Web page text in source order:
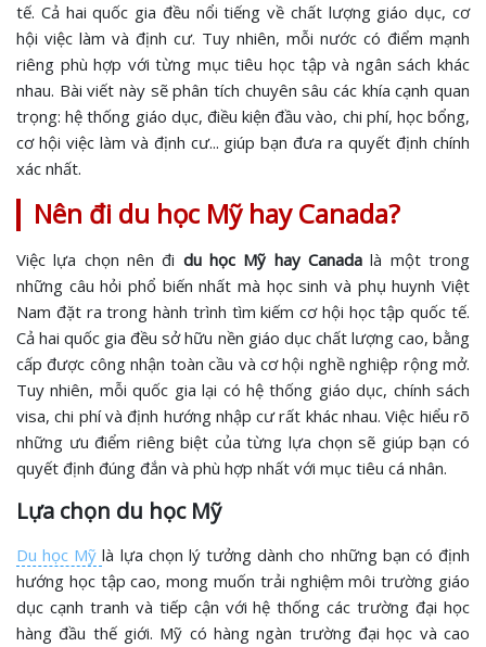
tế. Cả hai quốc gia đều nổi tiếng về chất lượng giáo dục, cơ
hội việc làm và định cư. Tuy nhiên, mỗi nước có điểm mạnh
riêng phù hợp với từng mục tiêu học tập và ngân sách khác
nhau. Bài viết này sẽ phân tích chuyên sâu các khía cạnh quan
trọng: hệ thống giáo dục, điều kiện đầu vào, chi phí, học bổng,
cơ hội việc làm và định cư... giúp bạn đưa ra quyết định chính
xác nhất.
Nên đi du học Mỹ hay Canada?
Việc lựa chọn nên đi du học Mỹ hay Canada là một trong
những câu hỏi phổ biến nhất mà học sinh và phụ huynh Việt
Nam đặt ra trong hành trình tìm kiếm cơ hội học tập quốc tế.
Cả hai quốc gia đều sở hữu nền giáo dục chất lượng cao, bằng
cấp được công nhận toàn cầu và cơ hội nghề nghiệp rộng mở.
Tuy nhiên, mỗi quốc gia lại có hệ thống giáo dục, chính sách
visa, chi phí và định hướng nhập cư rất khác nhau. Việc hiểu rõ
những ưu điểm riêng biệt của từng lựa chọn sẽ giúp bạn có
quyết định đúng đắn và phù hợp nhất với mục tiêu cá nhân.
Lựa chọn du học Mỹ
Du học Mỹlà lựa chọn lý tưởng dành cho những bạn có định
hướng học tập cao, mong muốn trải nghiệm môi trường giáo
dục cạnh tranh và tiếp cận với hệ thống các trường đại học
hàng đầu thế giới. Mỹ có hàng ngàn trường đại học và cao